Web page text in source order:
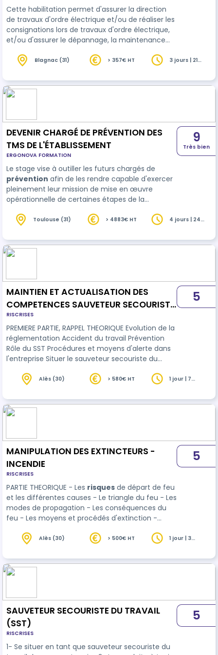
Cette habilitation permet d'assurer la direction
de travaux d'ordre électrique et/ou de réaliser les
consignations lors de travaux d'ordre électrique,
et/ou d'assurer le dépannage, la maintenance
travaux d'ordre électrique en basse tension.
Blagnac (31) > 357€ HT
3 jours | 21
DEVENIR CHARGÉ DE PRÉVENTION DES
TMS DE L'ÉTABLISSEMENT
ERGONOVA FORMATION
Le stage vise à outiller les futurs chargés de
prévention afin de les rendre capable d'exercer
pleinement leur mission de mise en œuvre
opérationnelle de certaines étapes de la
prévention construit et piloté par le chef
9
Très bien
Toulouse (31) > 4883€ HT
4 jours | 24
MAINTIEN ET ACTUALISATION DES
COMPETENCES SAUVETEUR SECOURISTE
DU TRAVAIL - MAC SST
RISCRISES
PREMIERE PARTIE, RAPPEL THEORIQUE Evolution de la
réglementation Accident du travail Prévention
Rôle du SST Procédures et moyens d'alerte dans
l'entreprise Situer le sauveteur secouriste du
Rechercher les risques persistants pour protéger
"informer" DEUXIEME PARTIE, GESTES TECHNIQUES
Remise à niveau des gestes appris en formation
5
Alès (30) > 580€ HT
1 jour | 7
MANIPULATION DES EXTINCTEURS -
INCENDIE
RISCRISES
PARTIE THEORIQUE - Les risques de départ de feu
et les différentes causes - Le triangle du feu - Les
modes de propagation - Les conséquences du
feu - Les moyens et procédés d'extinction -
Processus d'intervention - Alerter les s…
5
Alès (30) > 500€ HT
1 jour | 3
SAUVETEUR SECOURISTE DU TRAVAIL
(SST)
RISCRISES
1- Se situer en tant que sauveteur secouriste du
5